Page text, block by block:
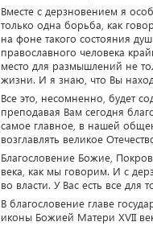
Вместе с дерзновением я
только одна борьба, как
на фоне такого состояния
православного человека
место для размышлений не
жизни. И я знаю, что Вы
Все это, несомненно, будет
преподавая Вам сегодня
самое главное, в нашей
возглавлять великое
Благословение Божие,
века, как мы говорим. И с
во власти. У Вас есть все
В благословение главе
иконы Божией Матери XVII